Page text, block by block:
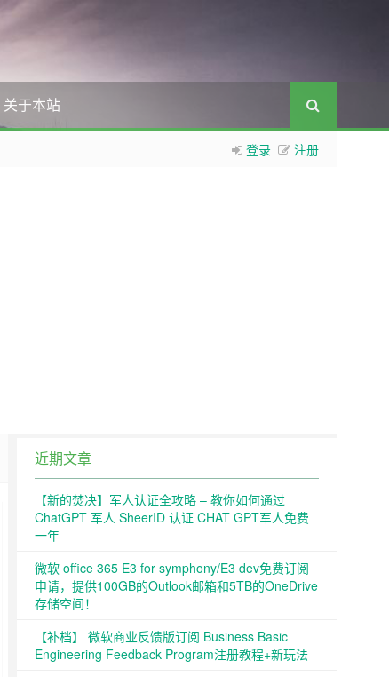
关于本站
登录 注册
近期文章
【新的焚决】军人认证全攻略 – 教你如何通过
ChatGPT 军人 SheerID 认证 CHAT GPT军人免费
一年
微软 office 365 E3 for symphony/E3 dev免费订阅
申请，提供100GB的Outlook邮箱和5TB的OneDrive
存储空间！
【补档】 微软商业反馈版订阅 Business Basic
Engineering Feedback Program注册教程+新玩法